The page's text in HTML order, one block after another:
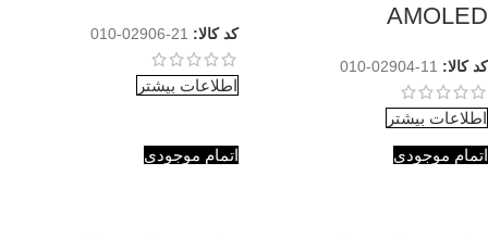
AMOLED
کد کالا: 11-02904-010
اطلاعات بیشتر
کد کالا: 21-02906-010
اطلاعات بیشتر
اتمام موجودی اتمام موجودی